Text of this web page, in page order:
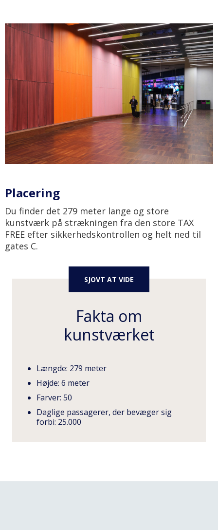
Placering
Du finder det 279 meter lange og store
kunstværk på strækningen fra den store TAX
FREE efter sikkerhedskontrollen og helt ned til
gates C.
SJOVT AT VIDE
Fakta om
kunstværket
Længde: 279 meter
Højde: 6 meter
Farver: 50
Daglige passagerer, der bevæger sig
forbi: 25.000